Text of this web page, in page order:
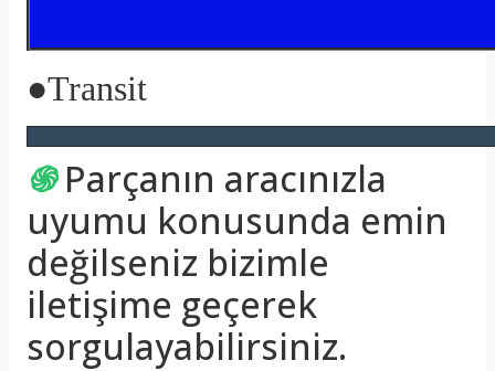
●Transit
֍ Parçanın aracınızla
uyumu konusunda emin
değilseniz bizimle
iletişime geçerek
sorgulayabilirsiniz.